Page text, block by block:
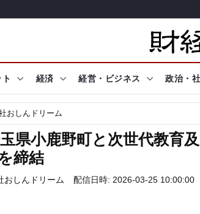
経済 経営・ビジネス 政治・
おしんドリーム
県小鹿野町と次世代教育
締結
おしんドリーム 配信日時: 2026-03-25 10:00:00